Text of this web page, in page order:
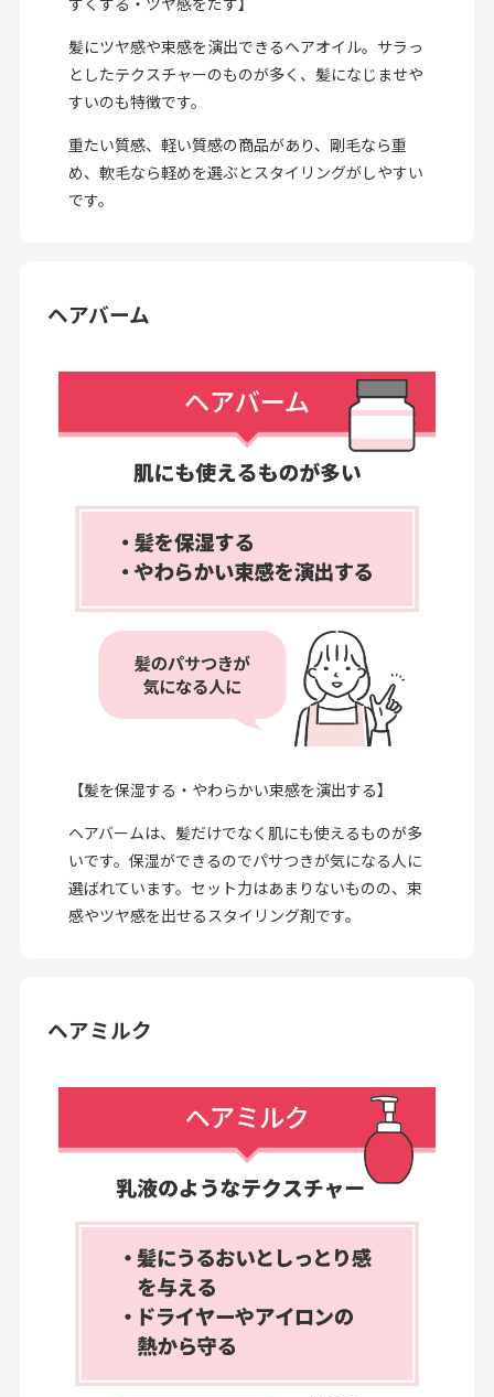
髪にツヤ感や束感を演出できるヘアオイル。サラっ
としたテクスチャーのものが多く、髪になじませや
すいのも特徴です。
重たい質感、軽い質感の商品があり、剛毛なら重
め、軟毛なら軽めを選ぶとスタイリングがしやすい
です。
ヘアバーム
【髪を保湿する・やわらかい束感を演出する】
ヘアバームは、髪だけでなく肌にも使えるものが多
いです。保湿ができるのでパサつきが気になる人に
選ばれています。セット力はあまりないものの、束
感やツヤ感を出せるスタイリング剤です。
ヘアミルク